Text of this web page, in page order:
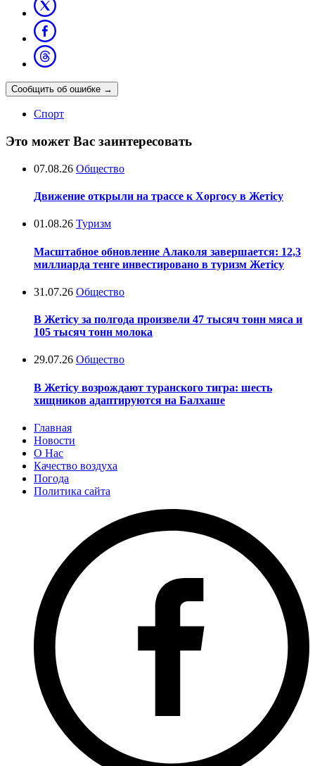
Сообщить об ошибке →
Спорт
Это может Вас заинтересовать
07.08.26 Общество
Движение открыли на трассе к Хоргосу в Жетісу
01.08.26 Туризм
Масштабное обновление Алаколя завершается: 12,3
миллиарда тенге инвестировано в туризм Жетісу
31.07.26 Общество
В Жетісу за полгода произвели 47 тысяч тонн мяса и
105 тысяч тонн молока
29.07.26 Общество
В Жетісу возрождают туранского тигра: шесть
хищников адаптируются на Балхаше
Главная
Новости
О Нас
Качество воздуха
Погода
Политика сайта